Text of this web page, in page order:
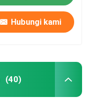
Hubungi kami
(40)